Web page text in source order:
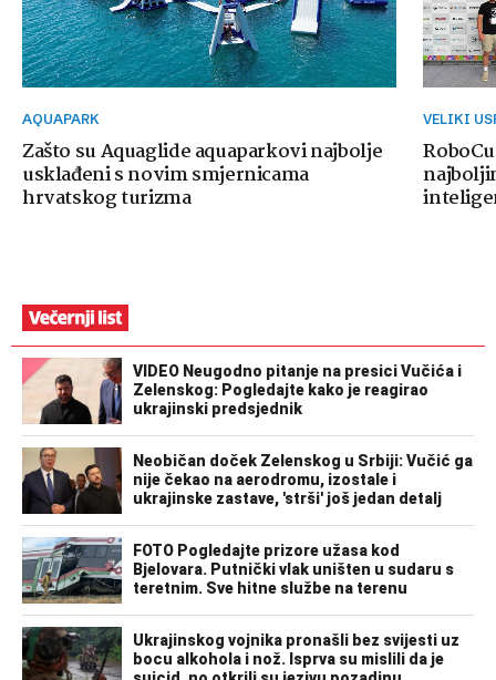
AQUAPARK
Zašto su Aquaglide aquaparkovi najbolje
usklađeni s novim smjernicama
hrvatskog turizma
VELIKI